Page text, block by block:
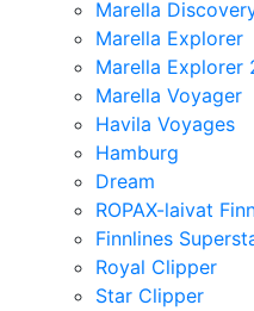
Marella
Marella Explorer
Marella Explorer
Marella Voyager
Havila Voyages
Hamburg
Dream
ROPAX-laivat
Finnlines
Royal Clipper
Star Clipper